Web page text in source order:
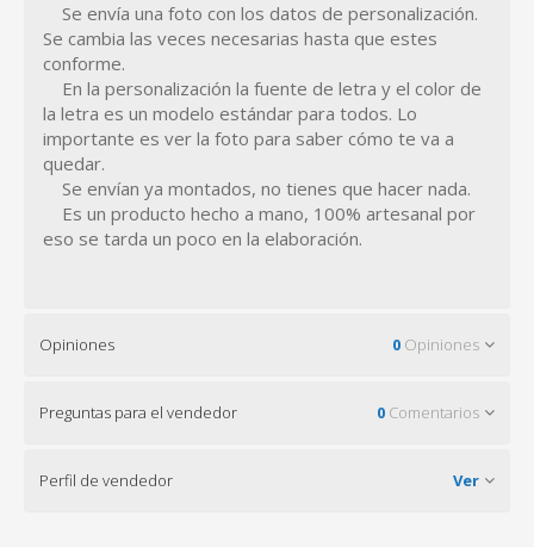
Se envía una foto con los datos de personalización.
Se cambia las veces necesarias hasta que estes
conforme.
En la personalización la fuente de letra y el color de
la letra es un modelo estándar para todos. Lo
importante es ver la foto para saber cómo te va a
quedar.
Se envían ya montados, no tienes que hacer nada.
Es un producto hecho a mano, 100% artesanal por
eso se tarda un poco en la elaboración.
Opiniones 0 Opiniones
Preguntas para el vendedor 0 Comentarios
Perfil de vendedor Ver